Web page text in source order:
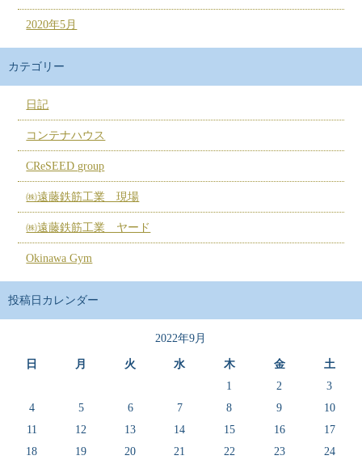
2020年5月
カテゴリー
日記
コンテナハウス
CReSEED group
㈱遠藤鉄筋工業 現場
㈱遠藤鉄筋工業 ヤード
Okinawa Gym
投稿日カレンダー
2022年9月
日 月 火 水 木 金
土
1
2
3
4
5 6 7 8 9
10
11
12 13 14 15 16
17
18
19 20 21 22 23 24